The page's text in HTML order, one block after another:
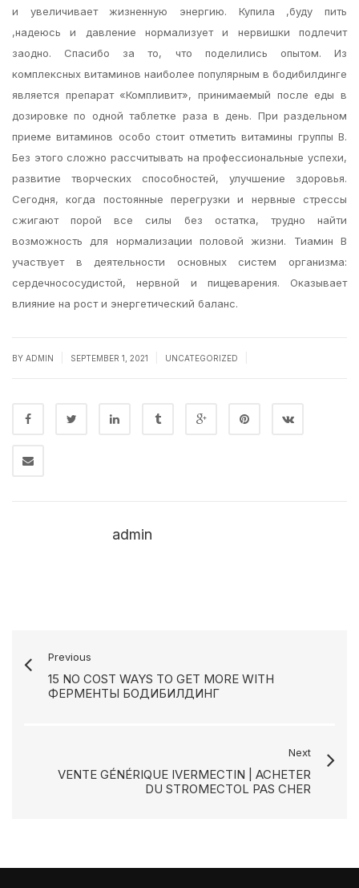
и увеличивает жизненную энергию. Купила ,буду пить
,надеюсь и давление нормализует и нервишки подлечит
заодно. Спасибо за то, что поделились опытом. Из
комплексных витаминов наиболее популярным в бодибилдинге
является препарат «Компливит», принимаемый после еды в
дозировке по одной таблетке раза в день. При раздельном
приеме витаминов особо стоит отметить витамины группы B.
Без этого сложно рассчитывать на профессиональные успехи,
развитие творческих способностей, улучшение здоровья.
Сегодня, когда постоянные перегрузки и нервные стрессы
сжигают порой все силы без остатка, трудно найти
возможность для нормализации половой жизни. Тиамин В
участвует в деятельности основных систем организма:
сердечнососудистой, нервной и пищеварения. Оказывает
влияние на рост и энергетический баланс.
BY ADMIN SEPTEMBER 1, 2021 UNCATEGORIZED
admin
Previous
15 NO COST WAYS TO GET MORE WITH
ФЕРМЕНТЫ БОДИБИЛДИНГ
Next
VENTE GÉNÉRIQUE IVERMECTIN | ACHETER
DU STROMECTOL PAS CHER